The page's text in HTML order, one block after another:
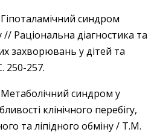
синдром
Раціональна діагностика та
захворювань у дітей та
250-257.
синдром у
клінічного перебігу,
та ліпідного обміну / Т.М.